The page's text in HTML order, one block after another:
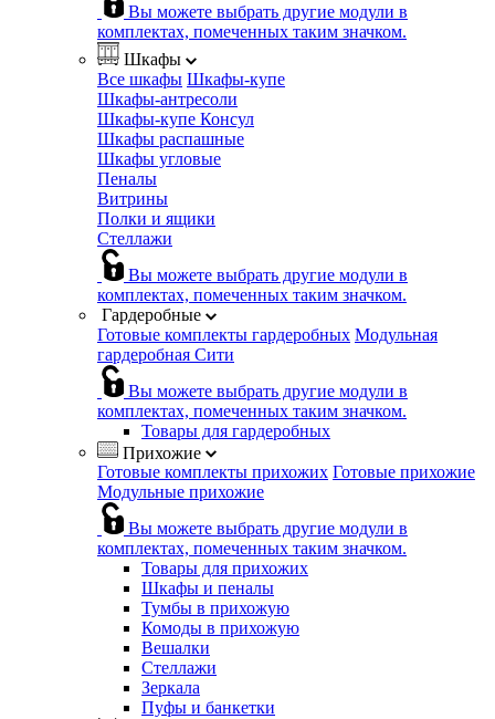
Вы можете выбрать другие модули в
комплектах, помеченных таким значком.
Шкафы
Все шкафы Шкафы-купе
Шкафы-антресоли
Шкафы-купе Консул
Шкафы распашные
Шкафы угловые
Пеналы
Витрины
Полки и ящики
Стеллажи
Вы можете выбрать другие модули в
комплектах, помеченных таким значком.
Гардеробные
Готовые комплекты гардеробных Модульная
гардеробная Сити
Вы можете выбрать другие модули в
комплектах, помеченных таким значком.
Товары для гардеробных
Прихожие
Готовые комплекты прихожих Готовые прихожие
Модульные прихожие
Вы можете выбрать другие модули в
комплектах, помеченных таким значком.
Товары для прихожих
Шкафы и пеналы
Тумбы в прихожую
Комоды в прихожую
Вешалки
Стеллажи
Зеркала
Пуфы и банкетки